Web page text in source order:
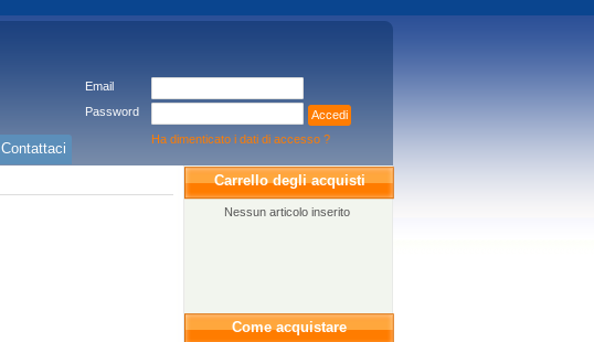
Email
Password
Accedi
Ha dimenticato i dati di accesso ?
Contattaci
Carrello degli acquisti
Nessun articolo inserito
Come acquistare